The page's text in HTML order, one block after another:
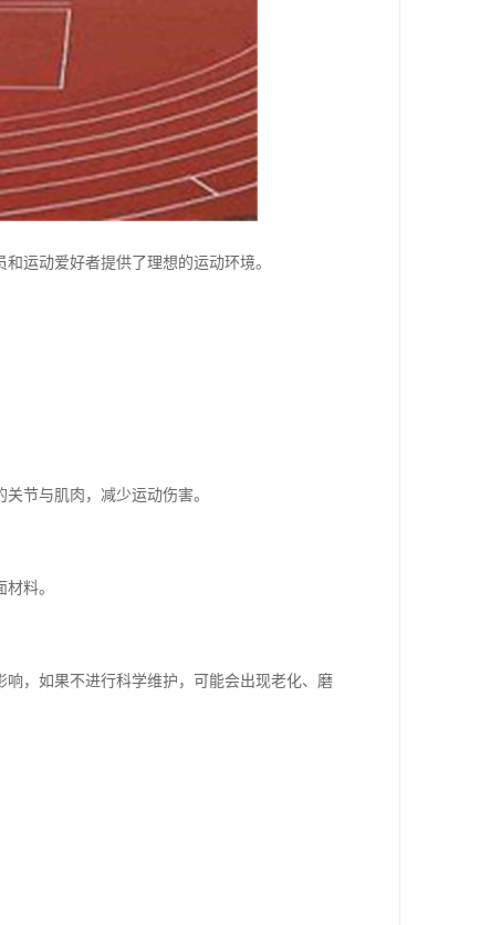
运动爱好者提供了理想的运动环境。
节与肌肉，减少运动伤害。
料。
，如果不进行科学维护，可能会出现老化、磨